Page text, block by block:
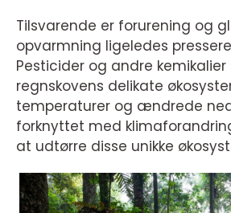
Tilsvarende er forurening og
opvarmning ligeledes
Pesticider og andre kemikalier
regnskovens delikate
temperaturer og ændrede
forknyttet med
at udtørre disse unikke